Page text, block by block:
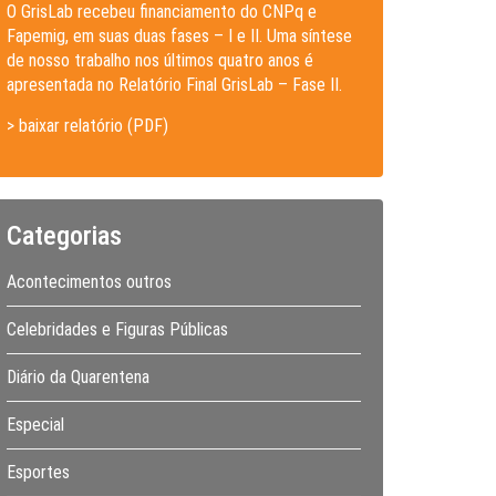
O GrisLab recebeu financiamento do CNPq e
Fapemig, em suas duas fases – I e II. Uma síntese
de nosso trabalho nos últimos quatro anos é
apresentada no Relatório Final GrisLab – Fase II.
> baixar relatório (PDF)
Categorias
Acontecimentos outros
Celebridades e Figuras Públicas
Diário da Quarentena
Especial
Esportes